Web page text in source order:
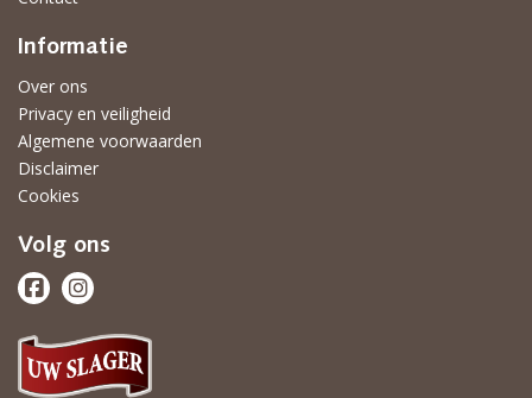
Informatie
Over ons
Privacy en veiligheid
Algemene voorwaarden
Disclaimer
Cookies
Volg ons